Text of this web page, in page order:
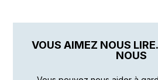
VOUS AIMEZ NOUS
NOUS